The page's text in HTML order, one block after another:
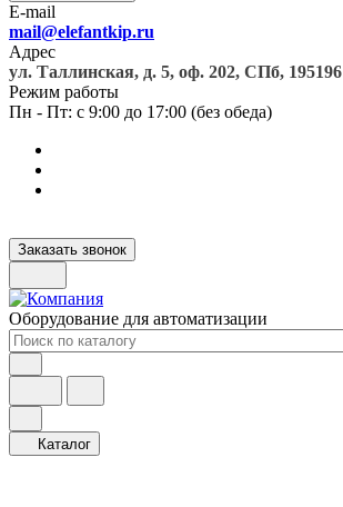
E-mail
mail@elefantkip.ru
Адрес
ул. Таллинская, д. 5, оф. 202, СПб, 195196
Режим работы
Пн - Пт: с 9:00 до 17:00 (без обеда)
Заказать звонок
Оборудование для автоматизации
Каталог